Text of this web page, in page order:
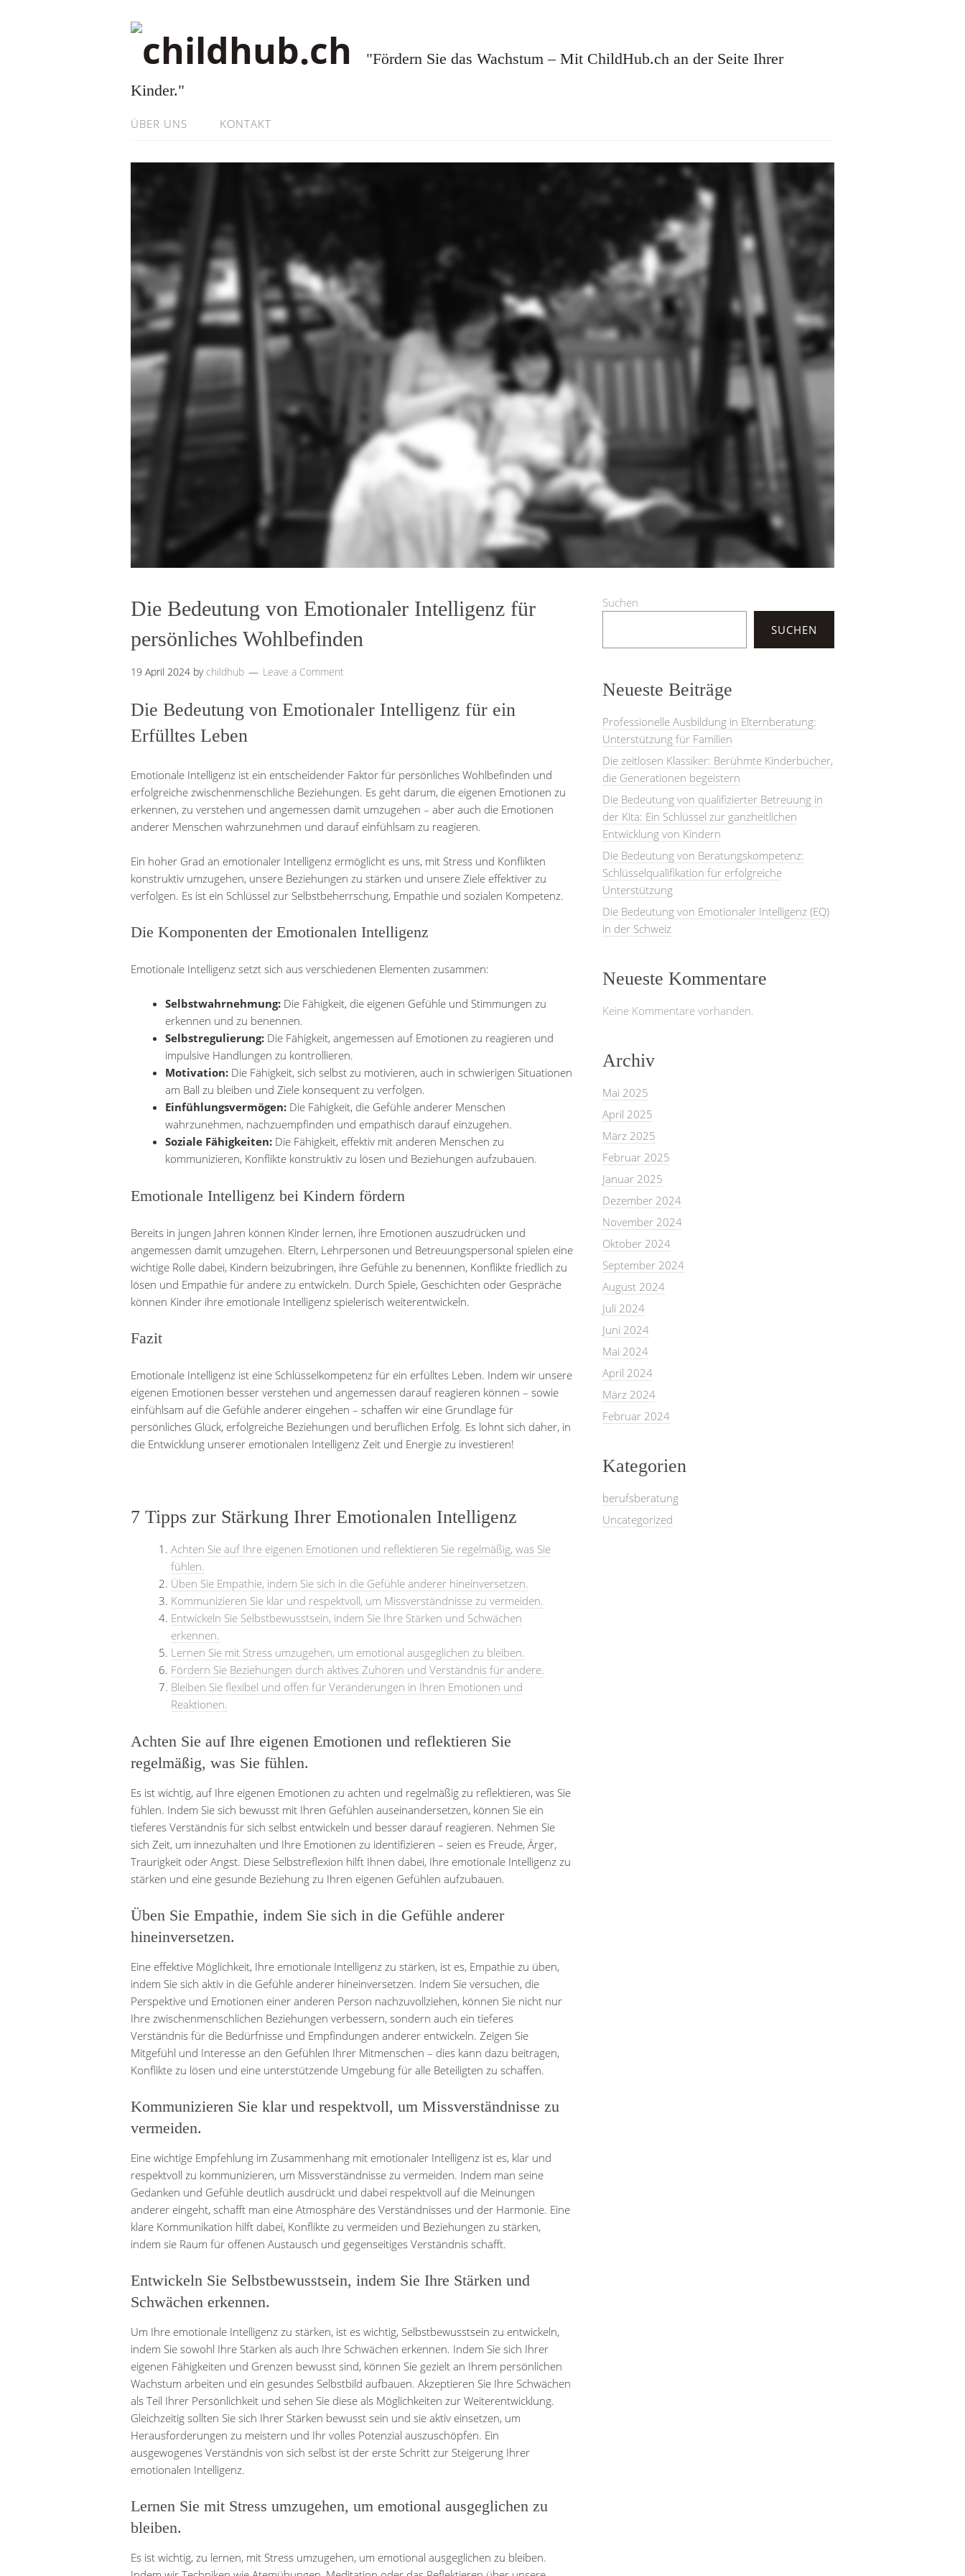
"Fördern Sie das Wachstum – Mit ChildHub.ch an der Seite Ihrer
Kinder."
ÜBER UNS KONTAKT
Die Bedeutung von Emotionaler Intelligenz für
persönliches Wohlbefinden
19 April 2024 by childhub Leave a Comment
Die Bedeutung von Emotionaler Intelligenz für ein
Erfülltes Leben
Emotionale Intelligenz ist ein entscheidender Faktor für persönliches Wohlbefinden und
erfolgreiche zwischenmenschliche Beziehungen. Es geht darum, die eigenen Emotionen zu
erkennen, zu verstehen und angemessen damit umzugehen – aber auch die Emotionen
anderer Menschen wahrzunehmen und darauf einfühlsam zu reagieren.
Ein hoher Grad an emotionaler Intelligenz ermöglicht es uns, mit Stress und Konflikten
konstruktiv umzugehen, unsere Beziehungen zu stärken und unsere Ziele effektiver zu
verfolgen. Es ist ein Schlüssel zur Selbstbeherrschung, Empathie und sozialen Kompetenz.
Die Komponenten der Emotionalen Intelligenz
Emotionale Intelligenz setzt sich aus verschiedenen Elementen zusammen:
Selbstwahrnehmung: Die Fähigkeit, die eigenen Gefühle und Stimmungen zu
erkennen und zu benennen.
Selbstregulierung: Die Fähigkeit, angemessen auf Emotionen zu reagieren und
impulsive Handlungen zu kontrollieren.
Motivation: Die Fähigkeit, sich selbst zu motivieren, auch in schwierigen Situationen
am Ball zu bleiben und Ziele konsequent zu verfolgen.
Einfühlungsvermögen: Die Fähigkeit, die Gefühle anderer Menschen
wahrzunehmen, nachzuempfinden und empathisch darauf einzugehen.
Soziale Fähigkeiten: Die Fähigkeit, effektiv mit anderen Menschen zu
kommunizieren, Konflikte konstruktiv zu lösen und Beziehungen aufzubauen.
Emotionale Intelligenz bei Kindern fördern
Bereits in jungen Jahren können Kinder lernen, ihre Emotionen auszudrücken und
angemessen damit umzugehen. Eltern, Lehrpersonen und Betreuungspersonal spielen eine
wichtige Rolle dabei, Kindern beizubringen, ihre Gefühle zu benennen, Konflikte friedlich zu
lösen und Empathie für andere zu entwickeln. Durch Spiele, Geschichten oder Gespräche
können Kinder ihre emotionale Intelligenz spielerisch weiterentwickeln.
Fazit
Emotionale Intelligenz ist eine Schlüsselkompetenz für ein erfülltes Leben. Indem wir unsere
eigenen Emotionen besser verstehen und angemessen darauf reagieren können – sowie
einfühlsam auf die Gefühle anderer eingehen – schaffen wir eine Grundlage für
persönliches Glück, erfolgreiche Beziehungen und beruflichen Erfolg. Es lohnt sich daher, in
die Entwicklung unserer emotionalen Intelligenz Zeit und Energie zu investieren!
7 Tipps zur Stärkung Ihrer Emotionalen Intelligenz
Achten Sie auf Ihre eigenen Emotionen und reflektieren Sie regelmäßig, was Sie
fühlen.
Üben Sie Empathie, indem Sie sich in die Gefühle anderer hineinversetzen.
Kommunizieren Sie klar und respektvoll, um Missverständnisse zu vermeiden.
Entwickeln Sie Selbstbewusstsein, indem Sie Ihre Stärken und Schwächen
erkennen.
Lernen Sie mit Stress umzugehen, um emotional ausgeglichen zu bleiben.
Fördern Sie Beziehungen durch aktives Zuhören und Verständnis für andere.
Bleiben Sie flexibel und offen für Veränderungen in Ihren Emotionen und
Reaktionen.
Achten Sie auf Ihre eigenen Emotionen und reflektieren Sie
regelmäßig, was Sie fühlen.
Es ist wichtig, auf Ihre eigenen Emotionen zu achten und regelmäßig zu reflektieren, was Sie
fühlen. Indem Sie sich bewusst mit Ihren Gefühlen auseinandersetzen, können Sie ein
tieferes Verständnis für sich selbst entwickeln und besser darauf reagieren. Nehmen Sie
sich Zeit, um innezuhalten und Ihre Emotionen zu identifizieren – seien es Freude, Ärger,
Traurigkeit oder Angst. Diese Selbstreflexion hilft Ihnen dabei, Ihre emotionale Intelligenz zu
stärken und eine gesunde Beziehung zu Ihren eigenen Gefühlen aufzubauen.
Üben Sie Empathie, indem Sie sich in die Gefühle anderer
hineinversetzen.
Eine effektive Möglichkeit, Ihre emotionale Intelligenz zu stärken, ist es, Empathie zu üben,
indem Sie sich aktiv in die Gefühle anderer hineinversetzen. Indem Sie versuchen, die
Perspektive und Emotionen einer anderen Person nachzuvollziehen, können Sie nicht nur
Ihre zwischenmenschlichen Beziehungen verbessern, sondern auch ein tieferes
Verständnis für die Bedürfnisse und Empfindungen anderer entwickeln. Zeigen Sie
Mitgefühl und Interesse an den Gefühlen Ihrer Mitmenschen – dies kann dazu beitragen,
Konflikte zu lösen und eine unterstützende Umgebung für alle Beteiligten zu schaffen.
Kommunizieren Sie klar und respektvoll, um Missverständnisse zu
vermeiden.
Eine wichtige Empfehlung im Zusammenhang mit emotionaler Intelligenz ist es, klar und
respektvoll zu kommunizieren, um Missverständnisse zu vermeiden. Indem man seine
Gedanken und Gefühle deutlich ausdrückt und dabei respektvoll auf die Meinungen
anderer eingeht, schafft man eine Atmosphäre des Verständnisses und der Harmonie. Eine
klare Kommunikation hilft dabei, Konflikte zu vermeiden und Beziehungen zu stärken,
indem sie Raum für offenen Austausch und gegenseitiges Verständnis schafft.
Entwickeln Sie Selbstbewusstsein, indem Sie Ihre Stärken und
Schwächen erkennen.
Um Ihre emotionale Intelligenz zu stärken, ist es wichtig, Selbstbewusstsein zu entwickeln,
indem Sie sowohl Ihre Stärken als auch Ihre Schwächen erkennen. Indem Sie sich Ihrer
eigenen Fähigkeiten und Grenzen bewusst sind, können Sie gezielt an Ihrem persönlichen
Wachstum arbeiten und ein gesundes Selbstbild aufbauen. Akzeptieren Sie Ihre Schwächen
als Teil Ihrer Persönlichkeit und sehen Sie diese als Möglichkeiten zur Weiterentwicklung.
Gleichzeitig sollten Sie sich Ihrer Stärken bewusst sein und sie aktiv einsetzen, um
Herausforderungen zu meistern und Ihr volles Potenzial auszuschöpfen. Ein
ausgewogenes Verständnis von sich selbst ist der erste Schritt zur Steigerung Ihrer
emotionalen Intelligenz.
Lernen Sie mit Stress umzugehen, um emotional ausgeglichen zu
bleiben.
Es ist wichtig, zu lernen, mit Stress umzugehen, um emotional ausgeglichen zu bleiben.
Suchen
SUCHEN
Neueste Beiträge
Professionelle Ausbildung in Elternberatung:
Unterstützung für Familien
Die zeitlosen Klassiker: Berühmte Kinderbücher,
die Generationen begeistern
Die Bedeutung von qualifizierter Betreuung in
der Kita: Ein Schlüssel zur ganzheitlichen
Entwicklung von Kindern
Die Bedeutung von Beratungskompetenz:
Schlüsselqualifikation für erfolgreiche
Unterstützung
Die Bedeutung von Emotionaler Intelligenz (EQ)
in der Schweiz
Neueste Kommentare
Keine Kommentare vorhanden.
Archiv
Mai 2025
April 2025
März 2025
Februar 2025
Januar 2025
Dezember 2024
November 2024
Oktober 2024
September 2024
August 2024
Juli 2024
Juni 2024
Mai 2024
April 2024
März 2024
Februar 2024
Kategorien
berufsberatung
Uncategorized